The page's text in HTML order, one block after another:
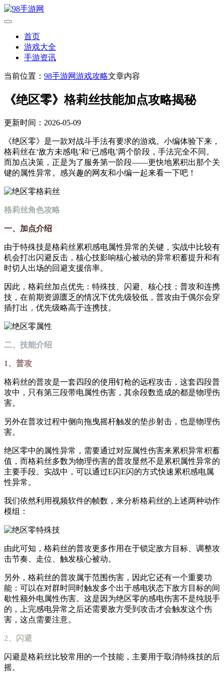
首页
游戏大全
手游资讯
当前位置： 98手游网游戏攻略文章内容
《绝区零》格莉丝技能加点攻略揭秘
更新时间：2026-05-09
《绝区零》是一款对战斗手法有要求的游戏。小编体验下来，
格莉丝在‘敌方未感电’和‘已感电’两个阶段，手法完全不同。
而加点决策，正是为了服务第一阶段——更快地累积出那个关
键的属性异常。感兴趣的网友和小编一起来看一下吧！
格莉丝角色攻略
一、加点介绍
由于特殊技是格莉丝累积感电属性异常的关键，实战中比较有
机会打出闪避反击，核心技影响核心被动的异常积蓄提升和有
时切人出场的回避支援倍率。
因此，格莉丝加点优先：特殊技、闪避、核心技；普攻和连携
技，在前期资源匮乏的情况下优先级较低，普攻由于偶尔会穿
插打出，优先级略高于连携技。
二、技能介绍
1、普攻
格莉丝的普攻是一套四段的使用钉枪的远程攻击，这套四段普
攻中，只有第三段带电属性伤害，其余段数造成的都是物理伤
害。
另外在普攻过程中侧向拖曳摇杆触发的垫步射击，也是物理伤
害。
绝区零中的属性异常，需要通过对应属性伤害来累积异常积蓄
值，而格莉丝多数为物理伤害的普攻显然不是累积属性异常的
主要手段。实战中，可以通过E闪E闪的方式快速累积感电属
性异常。
我们依然利用视频软件的帧数，来分析格莉丝的上述两种动作
模组：
由此可知，格莉丝的普攻更多作用在于锁定敌方目标、调整攻
击节奏、走位、触发核心被动。
另外，格莉丝的普攻属于范围伤害，因此它还有一个重要功
能：可以在对群时同时触发多个出于感电状态下敌方目标的间
歇性额外电属性伤害。这是因为绝区零的感电伤害不是纯脱手
的，上完感电异常之后还需要敌方受到攻击才会触发这个伤
害，这点需要注意。
2、闪避
闪避是格莉丝比较常用的一个技能，主要用于取消特殊技的后
摇。